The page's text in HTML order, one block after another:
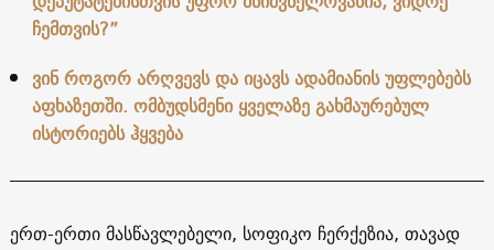
ჩემთვის?”
ვინ როგორ არღვევს და იცავს ადამიანის უფლებებს
აფხაზეთში. ომბუდსმენი ყველაზე გახმაურებულ
ისტორიებს ჰყვება
ერთ-ერთი მასწავლებელი, სოფიკო ჩერქეზია, თავად